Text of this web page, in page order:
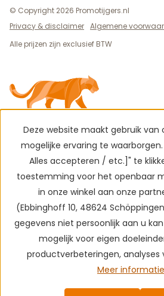
© Copyright 2026 Promotijgers.nl
Privacy & disclaimer Algemene
Alle prijzen zijn exclusief BTW
Deze website maakt gebruik van
mogelijke ervaring te
Alles accepteren / etc.]" te
toestemming voor het openbaar
in onze winkel aan onze
(Ebbinghoff 10, 48624
gegevens niet persoonlijk aan u
mogelijk voor eigen
productverbeteringen, analyses
Meer